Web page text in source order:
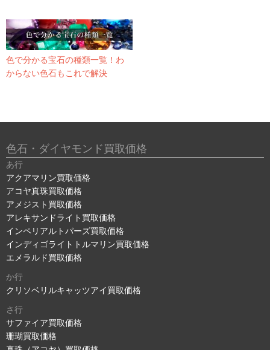
色で分かる宝石の種類一覧！わ
からない色石もこれで解決
色石・ダイヤモンド買取価格
あ行
アクアマリン買取価格
アコヤ真珠買取価格
アメジスト買取価格
アレキサンドライト買取価格
インペリアルトパーズ買取価格
インディゴライトトルマリン買取価格
エメラルド買取価格
か行
クリソベリルキャッツアイ買取価格
さ行
サファイア買取価格
珊瑚買取価格